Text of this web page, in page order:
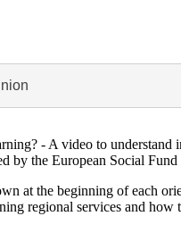
- A video to understand
by the European Social
at the beginning of each
regional services and how